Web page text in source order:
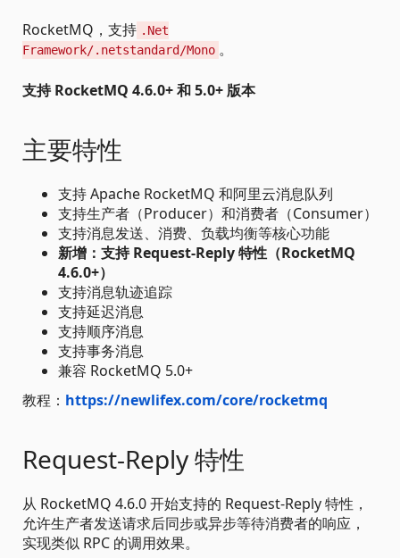
RocketMQ，支持 .Net
Framework/.netstandard/Mono 。
支持 RocketMQ 4.6.0+ 和 5.0+ 版本
主要特性
支持 Apache RocketMQ 和阿里云消息队列
支持生产者（Producer）和消费者（Consumer）
支持消息发送、消费、负载均衡等核心功能
新增：支持 Request-Reply 特性（RocketMQ
4.6.0+）
支持消息轨迹追踪
支持延迟消息
支持顺序消息
支持事务消息
兼容 RocketMQ 5.0+
教程： https://newlifex.com/core/rocketmq
Request-Reply 特性
从 RocketMQ 4.6.0 开始支持的 Request-Reply 特性，
允许生产者发送请求后同步或异步等待消费者的响应，
实现类似 RPC 的调用效果。